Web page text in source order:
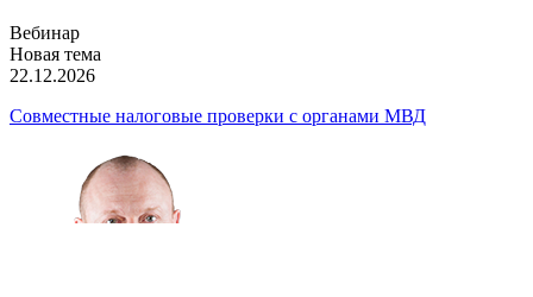
Вебинар
Новая тема
22.12.2026
Совместные налоговые проверки с органами МВД